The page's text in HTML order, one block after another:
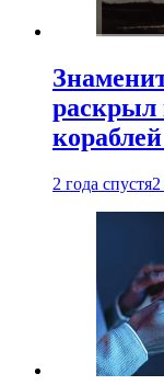
раскрыл
2 года спустя